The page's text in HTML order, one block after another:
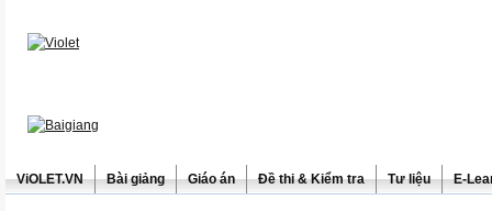
ViOLET.VN Bài giảng Giáo án Đề thi & Kiểm tra Tư liệu E-